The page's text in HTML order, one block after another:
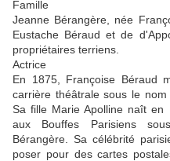
Famille
Jeanne Bérangère, née
Eustache Béraud et de
propriétaires terriens.
Actrice
En 1875, Françoise Béraud
carrière théâtrale sous le
Sa fille Marie Apolline naît
aux Bouffes Parisiens
Bérangère. Sa célébrité
poser pour des cartes